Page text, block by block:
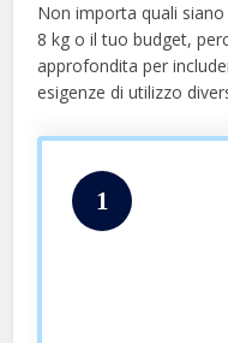
Non importa quali
8 kg o il tuo budget,
approfondita per
esigenze di utilizzo
1